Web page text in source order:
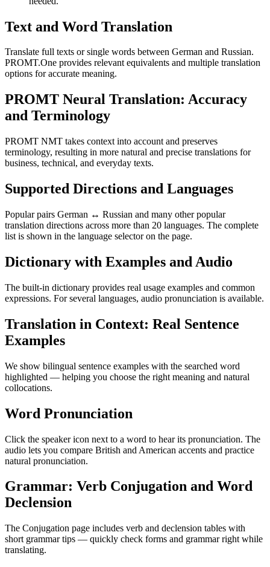
Text and Word Translation
Translate full texts or single words between German and Russian.
PROMT.One provides relevant equivalents and multiple translation
options for accurate meaning.
PROMT Neural Translation: Accuracy
and Terminology
PROMT NMT takes context into account and preserves
terminology, resulting in more natural and precise translations for
business, technical, and everyday texts.
Supported Directions and Languages
Popular pairs German ↔ Russian and many other popular
translation directions across more than 20 languages. The complete
list is shown in the language selector on the page.
Dictionary with Examples and Audio
The built-in dictionary provides real usage examples and common
expressions. For several languages, audio pronunciation is available.
Translation in Context: Real Sentence
Examples
We show bilingual sentence examples with the searched word
highlighted — helping you choose the right meaning and natural
collocations.
Word Pronunciation
Click the speaker icon next to a word to hear its pronunciation. The
audio lets you compare British and American accents and practice
natural pronunciation.
Grammar: Verb Conjugation and Word
Declension
The Conjugation page includes verb and declension tables with
short grammar tips — quickly check forms and grammar right while
translating.